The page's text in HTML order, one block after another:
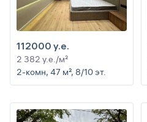
112000 y.e.
2 382 y.e./м²
2-комн, 47 м², 8/10 эт.